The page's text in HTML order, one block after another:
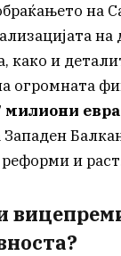
на
како и
огромната
милиони евра
Западен
и